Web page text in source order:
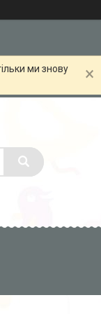
ми знову